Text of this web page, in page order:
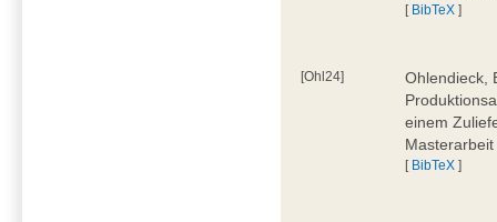
[ BibTeX ]
[Ohl24]
Ohlendieck,
einem
[ BibTeX ]